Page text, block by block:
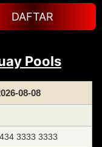
DAFTAR
Pools
08-08
3333 3333